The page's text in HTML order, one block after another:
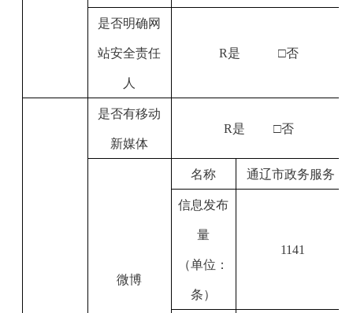
是否明确网
站安全责任
人
R是 □否
是否有移动
新媒体
R是 □否
微博
名称 通辽市政务服务
信息发布
量
（单位：
条）
1141